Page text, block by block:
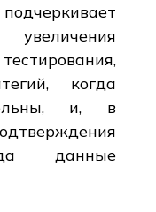
когда
и, в
данные